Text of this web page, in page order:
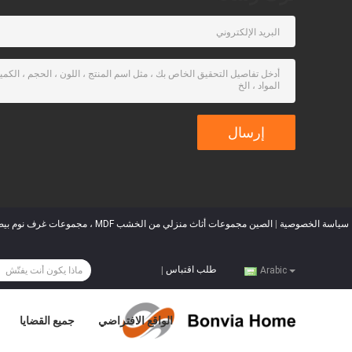
سياسة الخصوصية الصين مجموعات أثاث منزلي من الخشب MDF ، مجموعات غرف نوم بيضاء بحجم كينغ ، مجموعات غرف نوم بحجم كينغ MDF بألواح خشبية
Arabic طلب اقتباس
جميع القضايا الواقع الافتراضي